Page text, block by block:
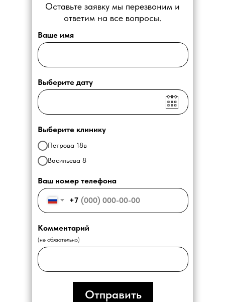
Оставьте заявку мы перезвоним и
ответим на все вопросы.
Ваше имя
Выберите дату
Выберите клинику
Петрова 18в
Васильева 8
Ваш номер телефона
+7
Комментарий
(не обязательно)
Отправить